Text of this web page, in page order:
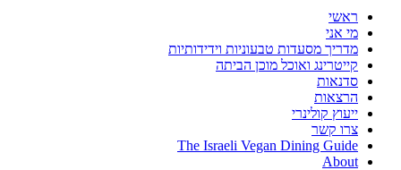
ראשי
מי אני
מדריך מסעדות טבעוניות וידידותיות
קייטרינג ואוכל מוכן הביתה
סדנאות
הרצאות
ייעוץ קולינרי
צרו קשר
The Israeli Vegan Dining Guide
About